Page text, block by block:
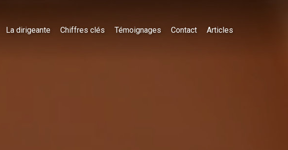
La dirigeante Chiffres clés Témoignages Contact Articles